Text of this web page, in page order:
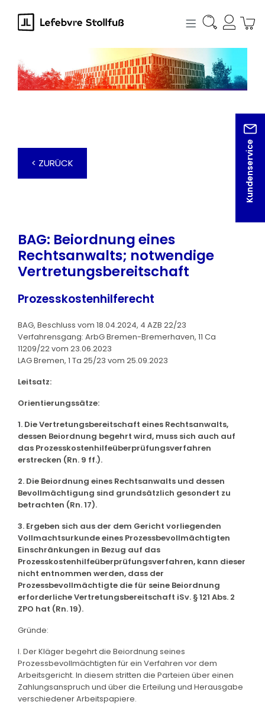
springen
Kundenservice
< ZURÜCK
BAG: Beiordnung eines
Rechtsanwalts; notwendige
Vertretungsbereitschaft
Prozesskostenhilferecht
BAG, Beschluss vom 18.04.2024, 4 AZB 22/23
Verfahrensgang: ArbG Bremen-Bremerhaven, 11 Ca
11209/22 vom 23.06.2023
LAG Bremen, 1 Ta 25/23 vom 25.09.2023
Leitsatz:
Orientierungssätze:
1. Die Vertretungsbereitschaft eines Rechtsanwalts,
dessen Beiordnung begehrt wird, muss sich auch auf
das Prozesskostenhilfeüberprüfungsverfahren
erstrecken (Rn. 9 ff.).
2. Die Beiordnung eines Rechtsanwalts und dessen
Bevollmächtigung sind grundsätzlich gesondert zu
betrachten (Rn. 17).
3. Ergeben sich aus der dem Gericht vorliegenden
Vollmachtsurkunde eines Prozessbevollmächtigten
Einschränkungen in Bezug auf das
Prozesskostenhilfeüberprüfungsverfahren, kann dieser
nicht entnommen werden, dass der
Prozessbevollmächtigte die für seine Beiordnung
erforderliche Vertretungsbereitschaft iSv. § 121 Abs. 2
ZPO hat (Rn. 19).
Gründe:
I. Der Kläger begehrt die Beiordnung seines
Prozessbevollmächtigten für ein Verfahren vor dem
Arbeitsgericht. In diesem stritten die Parteien über einen
Zahlungsanspruch und über die Erteilung und Herausgabe
verschiedener Arbeitspapiere.